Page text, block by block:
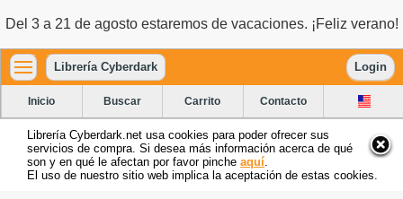
Del 3 a 21 de agosto estaremos de vacaciones. ¡Feliz verano!
Librería Cyberdark Login
Inicio Buscar Carrito Contacto
Librería Cyberdark.net usa cookies para poder ofrecer sus
servicios de compra. Si desea más información acerca de qué
son y en qué le afectan por favor pinche aquí
El uso de nuestro sitio web implica la aceptación de estas cookies.